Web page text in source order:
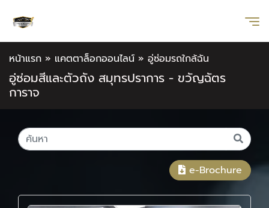
หน้าแรก » แคตตาล็อกออนไลน์ » อู่ซ่อมรถใกล้ฉัน
อู่ซ่อมสีและตัวถัง สมุทรปราการ - ขวัญฉัตร
การาจ
e-Brochure